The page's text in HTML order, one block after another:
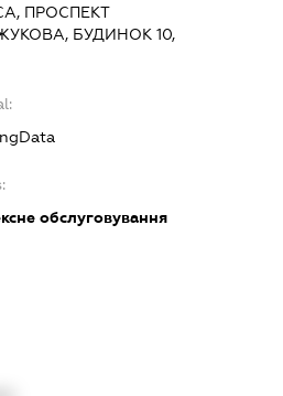
ПРОСПЕКТ
БУДИНОК 10,
обслуговування